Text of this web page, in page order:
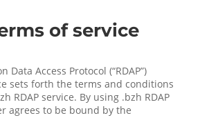
of service
Data Access Protocol (“RDAP”)
sets forth the terms and conditions
RDAP service. By using .bzh RDAP
agrees to be bound by the